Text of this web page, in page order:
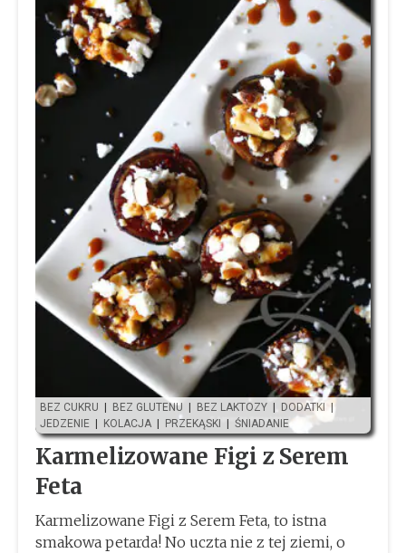
BEZ CUKRU | BEZ GLUTENU | BEZ LAKTOZY | DODATKI |
JEDZENIE | KOLACJA | PRZEKĄSKI | ŚNIADANIE
Karmelizowane Figi z Serem
Feta
Karmelizowane Figi z Serem Feta, to istna
smakowa petarda! No uczta nie z tej ziemi, o